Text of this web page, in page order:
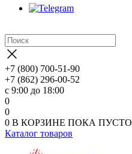
+7 (800) 700-51-90
+7 (862) 296-00-52
с 9:00 до 18:00
0
0
0 В КОРЗИНЕ ПОКА ПУСТО
Каталог товаров